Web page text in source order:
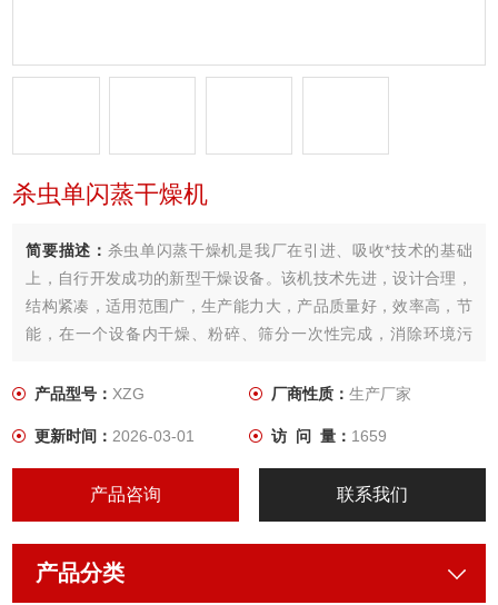
杀虫单闪蒸干燥机
简要描述： 杀虫单闪蒸干燥机是我厂在引进、吸收*技术的基础
上，自行开发成功的新型干燥设备。该机技术先进，设计合理，
结构紧凑，适用范围广，生产能力大，产品质量好，效率高，节
能，在一个设备内干燥、粉碎、筛分一次性完成，消除环境污
产品型号：XZG 厂商性质： 生产厂家
更新时间：2026-03-01 访 问 量： 1659
产品咨询 联系我们
产品分类